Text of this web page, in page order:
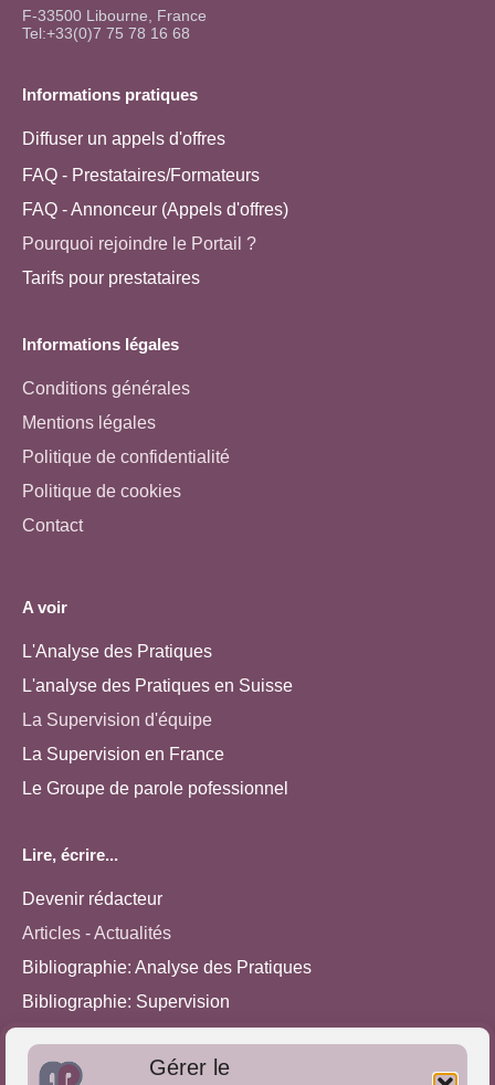
Gérer le
F-33500 Libourne, France
Tel:+33(0)7 75 78 16 68
Informations pratiques
Diffuser un appels d'offres
FAQ - Prestataires/Formateurs
FAQ - Annonceur (Appels d'offres)
Pourquoi rejoindre le Portail ?
Tarifs pour prestataires
Informations légales
Conditions générales
Mentions légales
Politique de confidentialité
Politique de cookies
Contact
A voir
L'Analyse des Pratiques
L'analyse des Pratiques en Suisse
La Supervision d'équipe
La Supervision en France
Le Groupe de parole pofessionnel
Lire, écrire...
Devenir rédacteur
Articles - Actualités
Bibliographie: Analyse des Pratiques
Bibliographie: Supervision
Approches de l'Analyse des pratiques